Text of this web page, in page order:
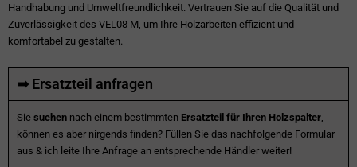
Handhabung und Umweltfreundlichkeit. Vertrauen Sie auf die Qualität und
Zuverlässigkeit des VEL08 M, um Ihre Holzarbeiten effizient und
komfortabel zu gestalten.
➡ Ersatzteil anfragen
Sie suchen nach einem bestimmten Ersatzteil für Ihren Holzspalter,
können es aber nirgends finden? Füllen Sie das nachfolgende Formular
aus & ich leite Ihre Anfrage an entsprechende Händler weiter!